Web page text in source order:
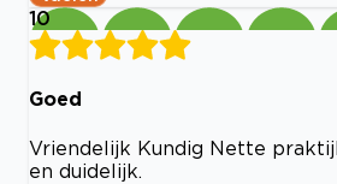
10
Goed
Vriendelijk Kundig Nette
en duidelijk.